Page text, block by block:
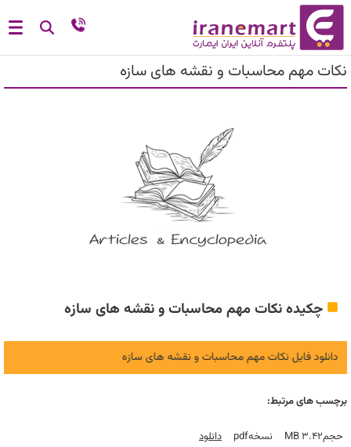
نکات مهم محاسبات و نقشه های سازه
چکیده نکات مهم محاسبات و نقشه های سازه
دانلود فایل نکات مهم محاسبات و نقشه های سازه
برچسب های مرتبط:
حجم3.42 MB نسخهPdf دانلود